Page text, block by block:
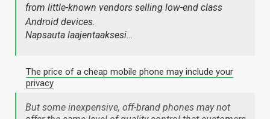
from little-known vendors selling low-end class
Android devices.
Napsauta laajentaaksesi…
The price of a cheap mobile phone may include your
privacy
But some inexpensive, off-brand phones may not